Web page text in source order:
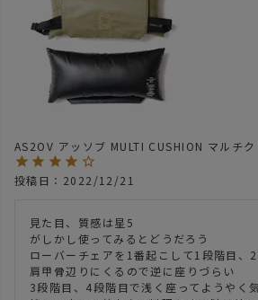
AS2OV アッソブ MULTI CUSHION マルチク
投稿日 2022/12/21
見た目、質感は星5
がしかし使ってみるとどうだろう
ローバーチェアを1番起こして1段階目、2
肩甲骨辺りにくるので逆に座りづらい
3段階目、4段階目で浅く座ってようやく